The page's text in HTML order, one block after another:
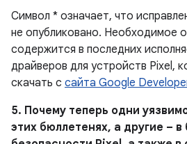
Символ * означает, что
не опубликовано. Необходимое
содержится в последних
драйверов для устройств Pixel,
скачать с сайта Google
5. Почему теперь одни
этих бюллетенях, а другие – в